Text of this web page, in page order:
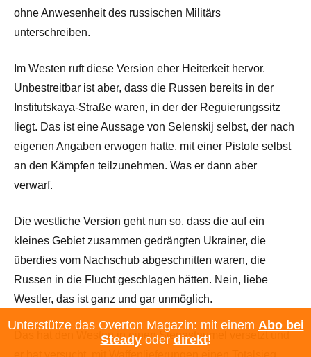
ohne Anwesenheit des russischen Militärs
unterschreiben.
Im Westen ruft diese Version eher Heiterkeit hervor.
Unbestreitbar ist aber, dass die Russen bereits in der
Institutskaya-Straße waren, in der der Reguierungssitz
liegt. Das ist eine Aussage von Selenskij selbst, der nach
eigenen Angaben erwogen hatte, mit einer Pistole selbst
an den Kämpfen teilzunehmen. Was er dann aber
verwarf.
Die westliche Version geht nun so, dass die auf ein
kleines Gebiet zusammen gedrängten Ukrainer, die
überdies vom Nachschub abgeschnitten waren, die
Russen in die Flucht geschlagen hätten. Nein, liebe
Westler, das ist ganz und gar unmöglich.
Das hat den Westen in einen Siegestaumel versetzt und
Unterstütze das Overton Magazin: mit einem Abo bei
Steadyoder direkt!